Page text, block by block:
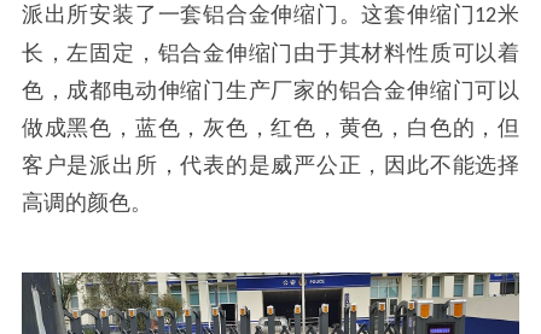
派出所安装了一套铝合金伸缩门。这套伸缩门12米
长，左固定，铝合金伸缩门由于其材料性质可以着
色，成都电动伸缩门生产厂家的铝合金伸缩门可以
做成黑色，蓝色，灰色，红色，黄色，白色的，但
客户是派出所，代表的是威严公正，因此不能选择
高调的颜色。